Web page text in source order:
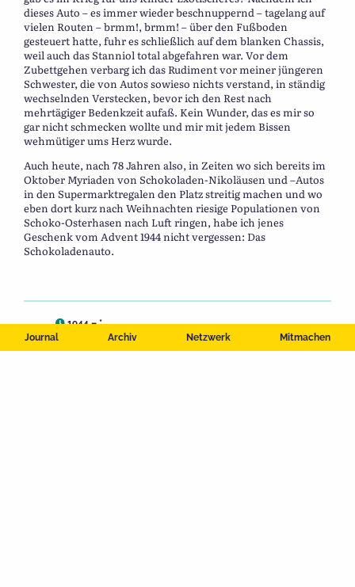
Journal Archiv Netzwerk Mitmachen
dieses Auto – es immer wieder beschnuppernd – tagelang auf
vielen Routen – brmm!, brmm! – über den Fußboden
gesteuert hatte, fuhr es schließlich auf dem blanken Chassis,
weil auch das Stanniol total abgefahren war. Vor dem
Zubettgehen verbarg ich das Rudiment vor meiner jüngeren
Schwester, die von Autos sowieso nichts verstand, in ständig
wechselnden Verstecken, bevor ich den Rest nach
mehrtägiger Bedenkzeit aufaß. Kein Wunder, das es mir so
gar nicht schmecken wollte und mir mit jedem Bissen
wehmütiger ums Herz wurde.
Auch heute, nach 78 Jahren also, in Zeiten wo sich bereits im
Oktober Myriaden von Schokoladen-Nikoläusen und –Autos
in den Supermarktregalen den Platz streitig machen und wo
eben dort kurz nach Weihnachten riesige Populationen von
Schoko-Osterhasen nach Luft ringen, habe ich jenes
Geschenk vom Advent 1944 nicht vergessen: Das
Schokoladenauto.
1944 – *